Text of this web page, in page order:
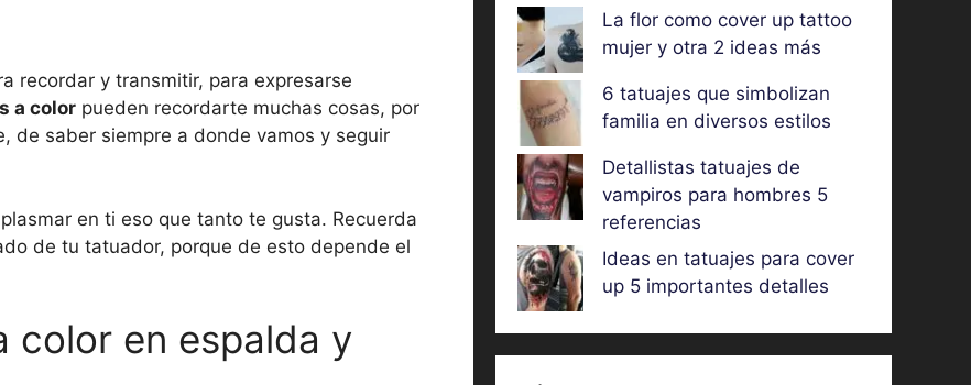
recordar y transmitir, para expresarse
a color pueden recordarte muchas cosas, por
de saber siempre a donde vamos y seguir
en ti eso que tanto te gusta. Recuerda
de tu tatuador, porque de esto depende el
color en espalda y
La flor como cover up tattoo
mujer y otra 2 ideas más
6 tatuajes que simbolizan
familia en diversos estilos
Detallistas tatuajes de
vampiros para hombres 5
referencias
Ideas en tatuajes para cover
up 5 importantes detalles